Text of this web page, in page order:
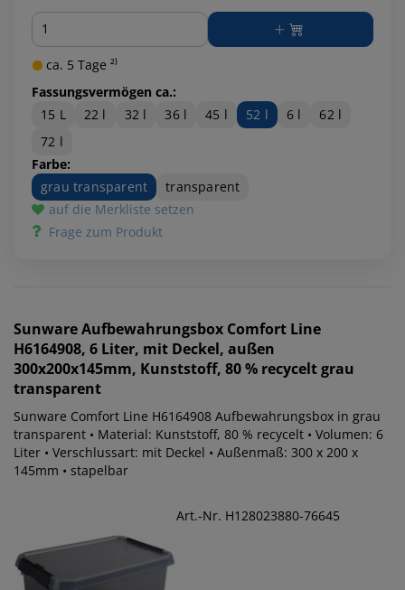
Menge
ca. 5 Tage ²⁾
Fassungsvermögen ca.:
15 L
22 l 32 l 36 l 45 l 52 l 6 l
62 l
72 l
Farbe:
grau transparent
transparent
auf die Merkliste setzen
Frage zum Produkt
SunwareAufbewahrungsbox Comfort Line
H6164908, 6 Liter, mit Deckel, außen
300x200x145mm, Kunststoff, 80 % recycelt grau
transparent
Sunware Comfort Line H6164908 Aufbewahrungsbox in grau
transparent • Material: Kunststoff, 80 % recycelt • Volumen: 6
Liter • Verschlussart: mit Deckel • Außenmaß: 300 x 200 x
145mm • stapelbar
Art.-Nr. H128023880-76645